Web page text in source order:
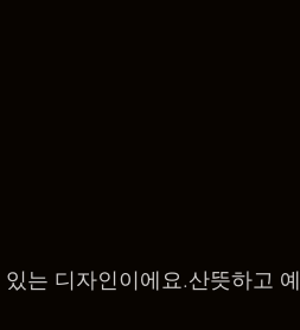
는 디자인이에요.산뜻하고 예